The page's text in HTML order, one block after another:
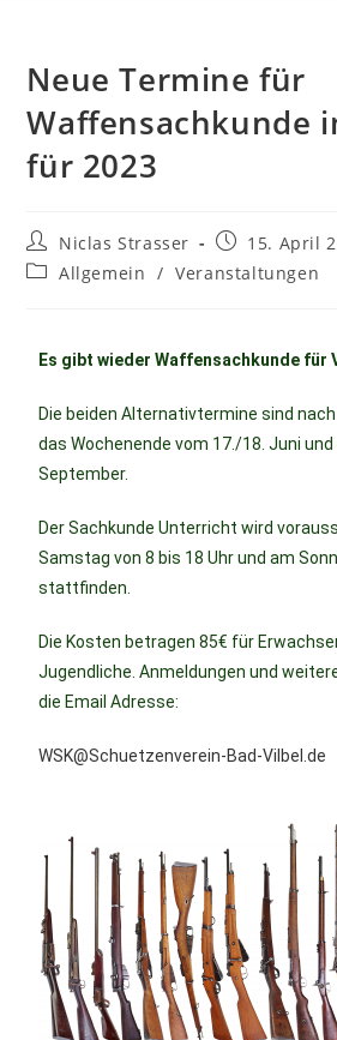
Neue Termine für
Waffensachkunde
für 2023
Niclas Strasser
15. April
Allgemein / Veranstaltungen
Es gibt wieder Waffensachkunde für
Die beiden Alternativtermine sind
das Wochenende vom 17./18. Juni
September.
Der Sachkunde Unterricht wird
Samstag von 8 bis 18 Uhr und am
stattfinden.
Die Kosten betragen 85€ für
Jugendliche. Anmeldungen und
die Email Adresse:
WSK@Schuetzenverein-Bad-Vilbel.de